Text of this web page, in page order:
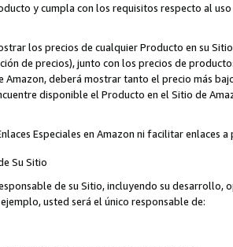
y cumpla con los requisitos respecto al uso
los precios de cualquier Producto en su
de precios), junto con los precios de
Amazon, deberá mostrar tanto el precio más
disponible el Producto en el Sitio de
Especiales en Amazon ni facilitar enlaces
Su Sitio
de su Sitio, incluyendo su
usted será el único responsable de: